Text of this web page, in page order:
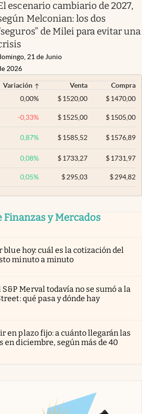
escenario cambiario de 2027,
Melconian: los dos
de Milei para evitar una
21 de Junio
2026
Variación Venta
Compra
0,00% $ 1520,00 $1470,00
-0,33% $ 1525,00 $1505,00
0,87% $ 1585,52 $1576,89
0,08% $ 1733,27 $1731,97
0,05% $ 295,03 $294,82
Finanzas y Mercados
blue hoy: cuál es la cotización del
minuto a minuto
S&P Merval todavía no se sumó a la
qué pasa y dónde hay
en plazo fijo: a cuánto llegarán las
en diciembre, según más de 40